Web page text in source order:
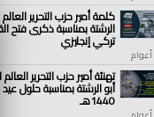
والمناطق
كلمة أمير حزب التحرير العالم
الرشتة بمناسبة ذكرى فتح
تركي إنجليزي
تهنئة أمير حزب التحرير
أبو الرشتة بمناسبة حلول عيد
1440هـ